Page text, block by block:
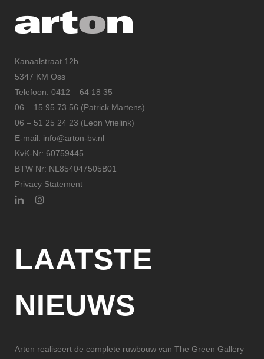
Kanaalstraat 12b
5347 KM Oss
Telefoon: 0412 – 64 18 35
06 – 15 95 73 56 (Patrick Martens)
06 – 51 25 24 23 (Leon Vrielink)
E-mail: info@arton-bv.nl
KvK-Nr: 60759445
BTW Nr: NL854047505B01
Privacy Statement
LAATSTE
NIEUWS
Arton realiseert de complete ruwbouw van The Green Gallery